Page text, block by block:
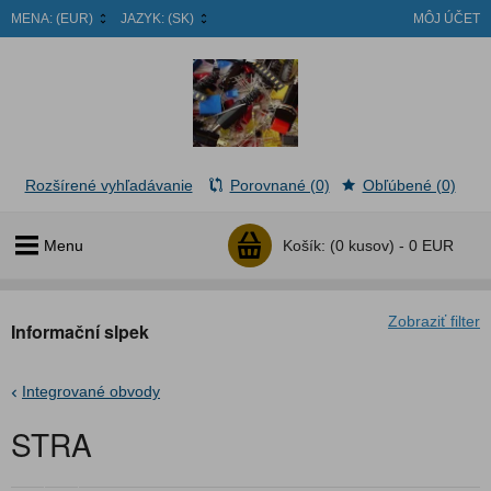
MENA: (EUR) JAZYK: (SK) MÔJ ÚČET
Menu Košík: (0 kusov) - 0 EUR
Rozšírené vyhľadávanie Porovnané (0) Obľúbené (0)
Zobraziť filter
Informační slpek
Integrované obvody
STRA